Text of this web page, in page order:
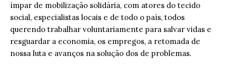
ímpar de mobilização solidária, com atores do tecido
social, especialistas locais e de todo o país, todos
querendo trabalhar voluntariamente para salvar vidas e
resguardar a economia, os empregos, a retomada de
nossa luta e avanços na solução dos de problemas.